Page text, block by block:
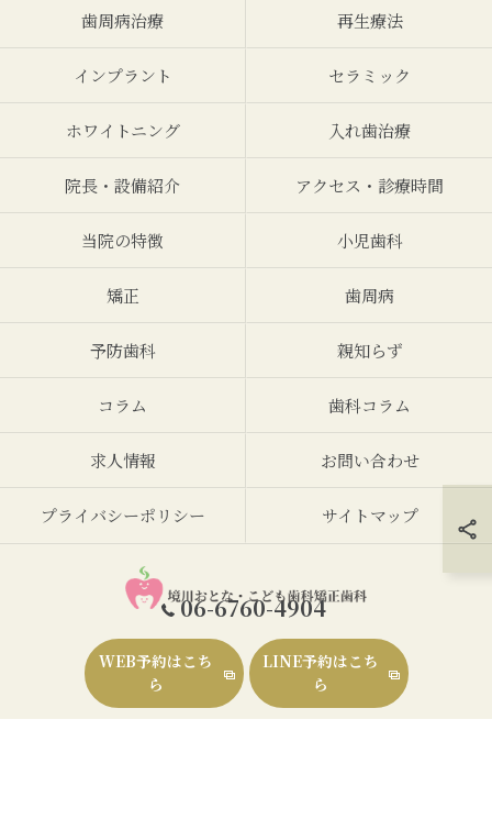
06-6760-4904
WEB予約はこち
ら
LINE予約はこち
ら
歯周病治療 再生療法
インプラント セラミック
ホワイトニング 入れ歯治療
院長・設備紹介 アクセス・診療時間
当院の特徴 小児歯科
矯正 歯周病
予防歯科 親知らず
コラム 歯科コラム
求人情報 お問い合わせ
プライバシーポリシー サイトマップ
© 2026 大阪府大阪市西区の歯医者なら境川おとな・こども歯科 矯正歯科 ALL
RIGHTS RESERVED.